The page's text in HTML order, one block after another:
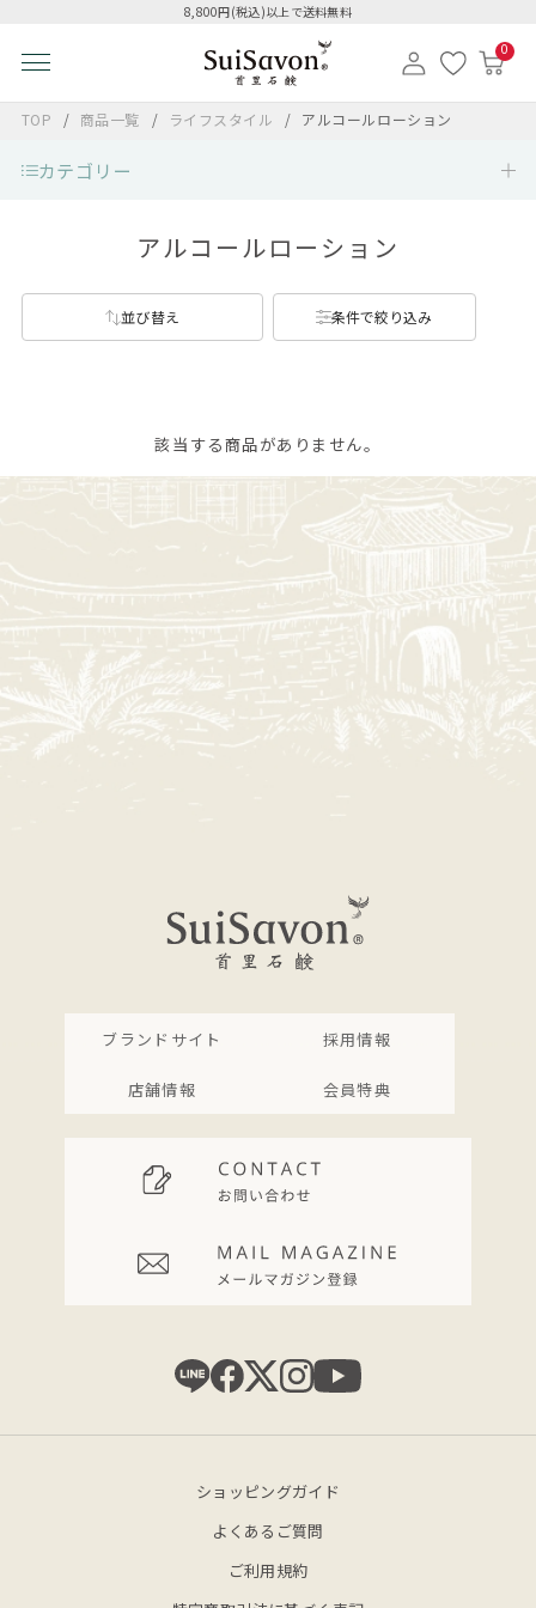
8,800円(税込)以上で送料無料
0
TOP 商品一覧 ライフスタイル アルコールローション
カテゴリー
アルコールローション
並び替え 条件で絞り込み
該当する商品がありません。
ブランドサイト 採用情報
店舗情報 会員特典
ショッピングガイド
よくあるご質問
ご利用規約